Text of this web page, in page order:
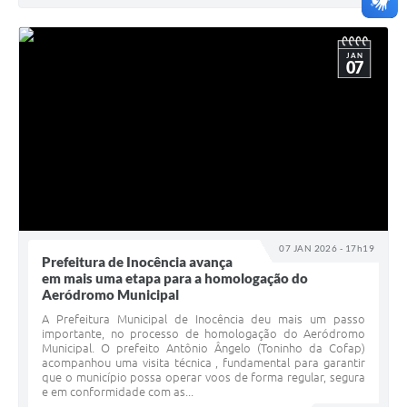
07 JAN 2026 - 17h19
JAN
07
Prefeitura de Inocência avança
em mais uma etapa para a homologação do
Aeródromo Municipal
A Prefeitura Municipal de Inocência deu mais um passo
importante, no processo de homologação do Aeródromo
Municipal. O prefeito Antônio Ângelo (Toninho da Cofap)
acompanhou uma visita técnica , fundamental para garantir
que o município possa operar voos de forma regular, segura
e em conformidade com as...